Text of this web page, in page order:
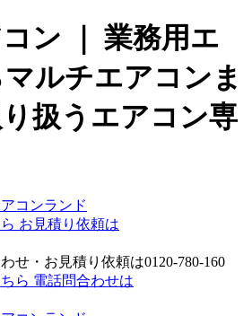
ン ｜ 業務用エ
ルチエアコンま
扱うエアコン専
お見積り依頼は
電話問合わせは